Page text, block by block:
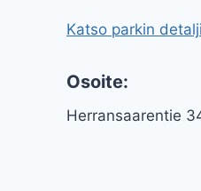
Katso parkin
Osoite:
Herransaarentie